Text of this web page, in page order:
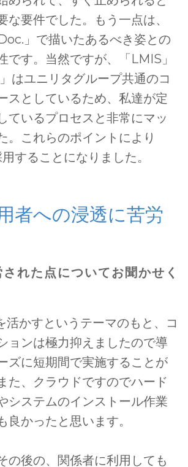
な要件でした。もう一点は、
」で描いたあるべき姿との
です。当然ですが、「LMIS」
はユニリタグループ共通のコ
スとしているため、私達が定
ているプロセスと非常にマッ
。これらのポイントにより
することになりました。
者への浸透に苦労
れた点についてお聞かせく
活かすというテーマのもと、コ
ョンは極力抑えましたので導
ズに短期間で実施することが
た、クラウドですのでハード
システムのインストール作業
良かったと思います。
の後の、関係者に利用しても